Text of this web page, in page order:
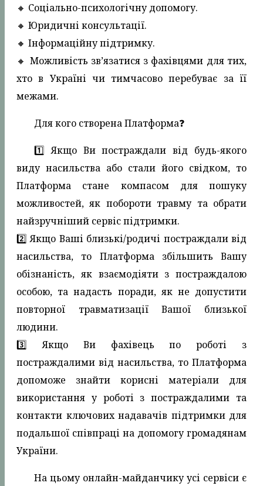
🔸️ Соціально-психологічну допомогу.
🔸️ Юридичні консультації.
🔸️ Інформаційну підтримку.
🔸️ Можливість зв’язатися з фахівцями для тих,
хто в Україні чи тимчасово перебуває за її
межами.
Для кого створена Платформа❓️
1️⃣ Якщо Ви постраждали від будь-якого
виду насильства або стали його свідком, то
Платформа стане компасом для пошуку
можливостей, як побороти травму та обрати
найзручніший сервіс підтримки.
2️⃣ Якщо Ваші близькі/родичі постраждали від
насильства, то Платформа збільшить Вашу
обізнаність, як взаємодіяти з постраждалою
особою, та надасть поради, як не допустити
повторної травматизації Вашої близької
людини.
3️⃣ Якщо Ви фахівець по роботі з
постраждалими від насильства, то Платформа
допоможе знайти корисні матеріали для
використання у роботі з постраждалими та
контакти ключових надавачів підтримки для
подальшої співпраці на допомогу громадянам
України.
На цьому онлайн-майданчику усі сервіси є